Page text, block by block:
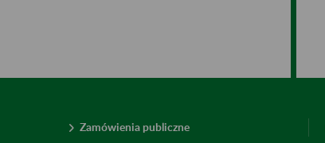
Zamówienia publiczne